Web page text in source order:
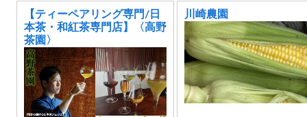
【ティーペアリング専門/日
本茶・和紅茶専門店】〈高野
茶園〉
川崎農園